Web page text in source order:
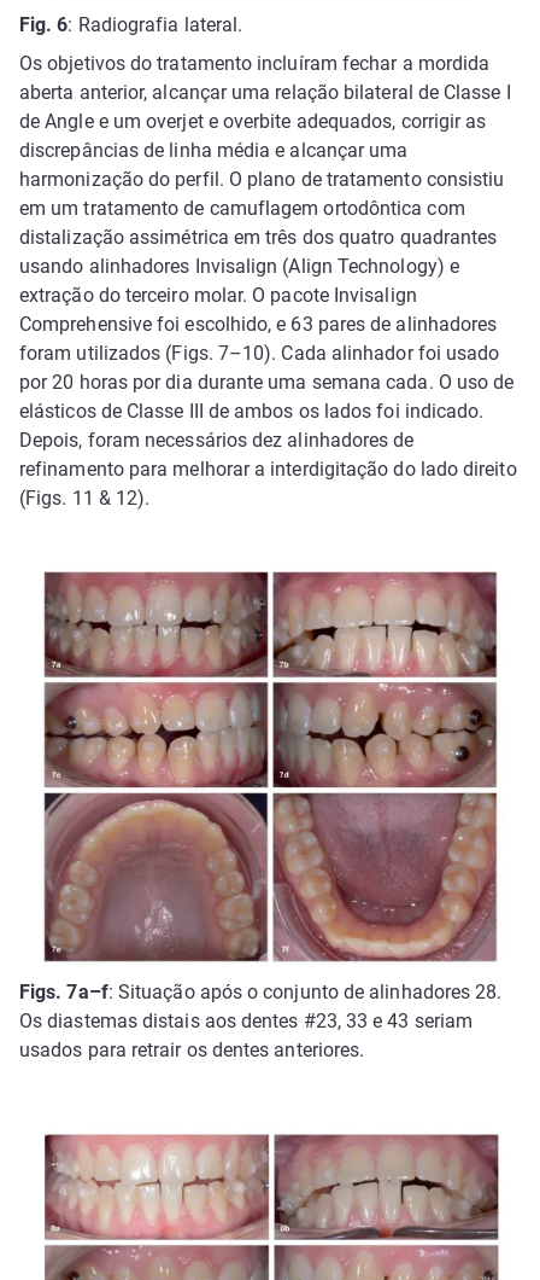
Fig. 6: Radiografia lateral.
Os objetivos do tratamento incluíram fechar a mordida
aberta anterior, alcançar uma relação bilateral de Classe I
de Angle e um overjet e overbite adequados, corrigir as
discrepâncias de linha média e alcançar uma
harmonização do perfil. O plano de tratamento consistiu
em um tratamento de camuflagem ortodôntica com
distalização assimétrica em três dos quatro quadrantes
usando alinhadores Invisalign (Align Technology) e
extração do terceiro molar. O pacote Invisalign
Comprehensive foi escolhido, e 63 pares de alinhadores
foram utilizados (Figs. 7–10). Cada alinhador foi usado
por 20 horas por dia durante uma semana cada. O uso de
elásticos de Classe III de ambos os lados foi indicado.
Depois, foram necessários dez alinhadores de
refinamento para melhorar a interdigitação do lado direito
(Figs. 11 & 12).
Figs. 7a–f: Situação após o conjunto de alinhadores 28.
Os diastemas distais aos dentes #23, 33 e 43 seriam
usados para retrair os dentes anteriores.